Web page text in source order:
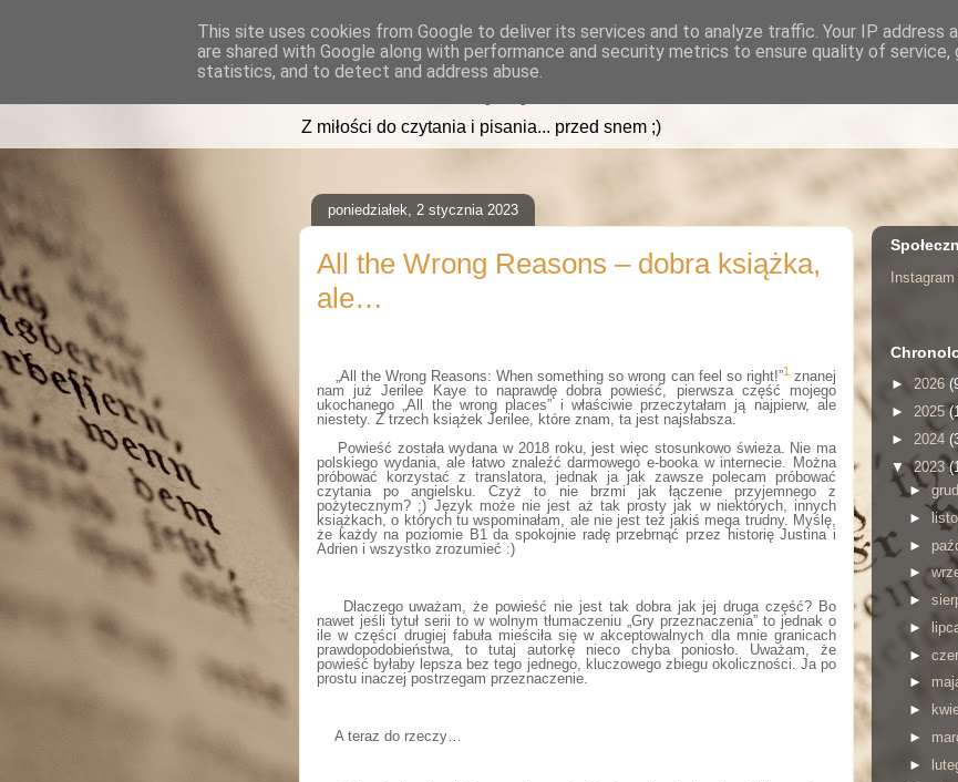
read2sleep.pl
Z miłości do czytania i pisania... przed snem ;)
poniedziałek, 2 stycznia 2023
All the Wrong Reasons – dobra książka,
ale…
„All the Wrong Reasons: When something so wrong can feel so right!”1znanej
nam już Jerilee Kaye to naprawdę dobra powieść, pierwsza część mojego
ukochanego „All the wrong places” i właściwie przeczytałam ją najpierw, ale
niestety. Z trzech książek Jerilee, które znam, ta jest najsłabsza.
Powieść została wydana w 2018 roku, jest więc stosunkowo świeża. Nie ma
polskiego wydania, ale łatwo znaleźć darmowego e-booka w internecie. Można
próbować korzystać z translatora, jednak ja jak zawsze polecam próbować
czytania po angielsku. Czyż to nie brzmi jak łączenie przyjemnego z
pożytecznym? ;) Język może nie jest aż tak prosty jak w niektórych, innych
książkach, o których tu wspominałam, ale nie jest też jakiś mega trudny. Myślę,
że każdy na poziomie B1 da spokojnie radę przebrnąć przez historię Justina i
Adrien i wszystko zrozumieć :)
Dlaczego uważam, że powieść nie jest tak dobra jak jej druga część? Bo
nawet jeśli tytuł serii to w wolnym tłumaczeniu „Gry przeznaczenia” to jednak o
ile w części drugiej fabuła mieściła się w akceptowalnych dla mnie granicach
prawdopodobieństwa, to tutaj autorkę nieco chyba poniosło. Uważam, że
powieść byłaby lepsza bez tego jednego, kluczowego zbiegu okoliczności. Ja po
prostu inaczej postrzegam przeznaczenie.
A teraz do rzeczy…
Instagram
► 2026
► 2025
► 2024
▼2023
►
►
►
►
►
►
►
►
►
►
►
This site uses cookies from Google to deliver its services and to analyze traffic. Your IP address
are shared with Google along with performance and security metrics to ensure quality of service,
statistics, and to detect and address abuse.